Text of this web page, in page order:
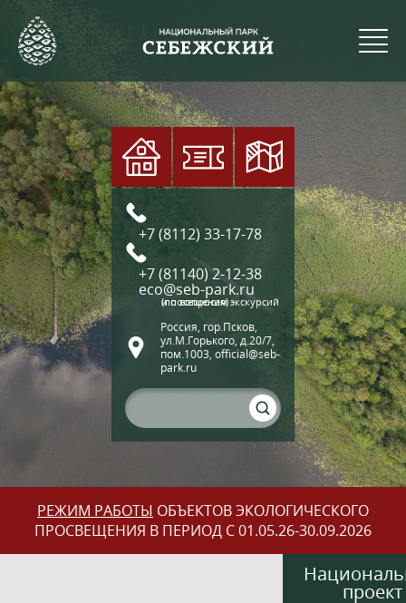
+7 (8112) 33-17-78
+7 (81140) 2-12-38
eco@seb-park.ru
(по вопросам экскурсий и посещения)
Россия, гор.Псков,
ул.М.Горького, д.20/7,
пом.1003, official@seb-
park.ru
РЕЖИМ РАБОТЫ ОБЪЕКТОВ ЭКОЛОГИЧЕСКОГО
ПРОСВЕЩЕНИЯ В ПЕРИОД С 01.05.26-30.09.2026
проект